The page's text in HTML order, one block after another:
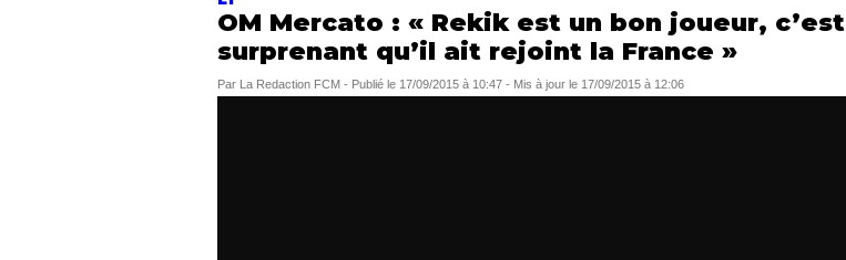
OM Mercato : « Rekik est un bon joueur, c’est
surprenant qu’il ait rejoint la France »
Par La Redaction FCM - Publié le 17/09/2015 à 10:47 - Mis à jour le 17/09/2015 à 12:06